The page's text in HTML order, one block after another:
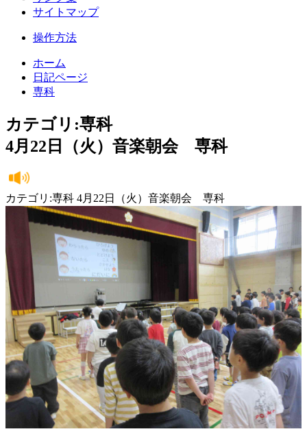
サイトマップ
操作方法
ホーム
日記ページ
専科
カテゴリ:専科
4月22日（火）音楽朝会 専科
カテゴリ:専科 4月22日（火）音楽朝会 専科